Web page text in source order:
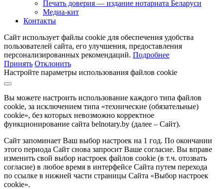
Печать доверия — издание нотариата Беларуси
Медиа-кит
Контакты
Сайт использует файлы cookie для обеспечения удобства
пользователей сайта, его улучшения, предоставления
персонализированных рекомендаций. Подробнее
Принять Отклонить
Настройте параметры использования файлов cookie
Вы можете настроить использование каждого типа файлов
cookie, за исключением типа «технические (обязательные)
cookie», без которых невозможно корректное
функционирование сайта belnotary.by (далее – Сайт).
Сайт запоминает Ваш выбор настроек на 1 год. По окончании
этого периода Сайт снова запросит Ваше согласие. Вы вправе
изменить свой выбор настроек файлов cookie (в т.ч. отозвать
согласие) в любое время в интерфейсе Сайта путем перехода
по ссылке в нижней части страницы Сайта «Выбор настроек
cookie».